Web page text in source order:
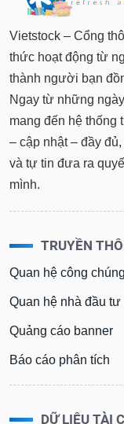
Vietstock – Cổng
thức hoạt động từ
thành người bạn
Ngay từ những
mang đến hệ thống
– cập nhật – đầy
và tự tin đưa ra
mình.
TRUYỀN
Quan hệ công
Quan hệ nhà đầu tư
Quảng cáo banner
Báo cáo phân tích
DỮ LIỆU TÀI